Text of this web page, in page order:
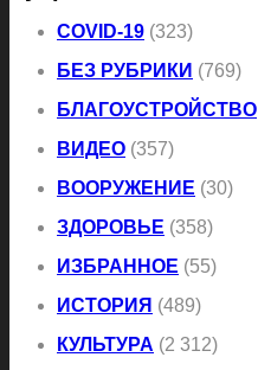
COVID-19 (323)
БЕЗ РУБРИКИ (769)
БЛАГОУСТРОЙСТВО
ВИДЕО (357)
ВООРУЖЕНИЕ (30)
ЗДОРОВЬЕ (358)
ИЗБРАННОЕ (55)
ИСТОРИЯ (489)
КУЛЬТУРА (2 312)